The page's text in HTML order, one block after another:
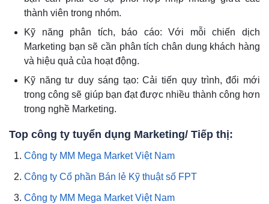
thành viên trong nhóm.
Kỹ năng phân tích, báo cáo: Với mỗi chiến dịch
Marketing bạn sẽ cần phân tích chân dung khách hàng
và hiệu quả của hoạt động.
Kỹ năng tư duy sáng tạo: Cải tiến quy trình, đổi mới
trong công sẽ giúp bạn đạt được nhiều thành công hơn
trong nghề Marketing.
Top công ty tuyển dụng Marketing/ Tiếp thị:
Công ty MM Mega Market Việt Nam
Công ty Cổ phần Bán lẻ Kỹ thuật số FPT
Công ty MM Mega Market Việt Nam